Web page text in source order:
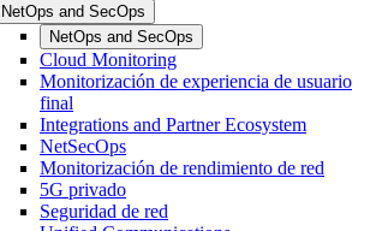
NetOps and SecOps
NetOps and SecOps
Cloud Monitoring
Monitorización de experiencia de usuario
final
Integrations and Partner Ecosystem
NetSecOps
Monitorización de rendimiento de red
5G privado
Seguridad de red